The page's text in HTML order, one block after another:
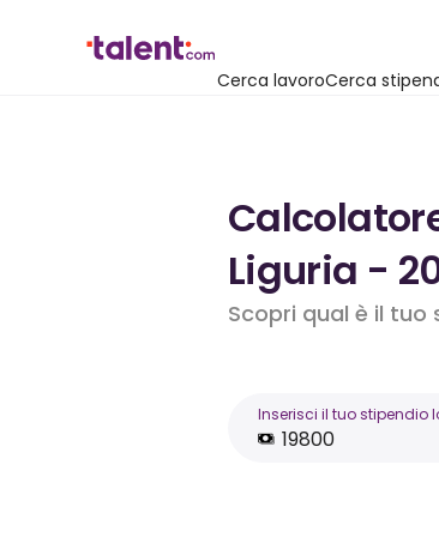
Cerca lavoroCerca
Liguria -
Scopri qual è il
Inserisci il tuo stipendio